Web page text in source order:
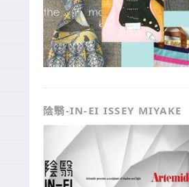
陰翳-IN-EI ISSEY MIYAKE